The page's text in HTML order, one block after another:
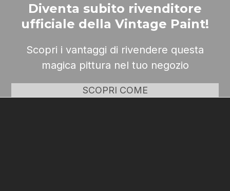
Diventa subito rivenditore
ufficiale della Vintage Paint!
Scopri i vantaggi di rivendere questa
magica pittura nel tuo negozio
SCOPRI COME